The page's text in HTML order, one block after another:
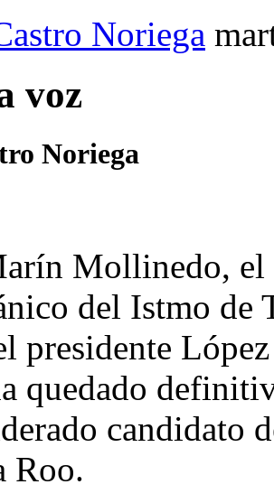
Noriega
voz
Noriega
Mollinedo, el
del Istmo de
presidente
quedado
candidato
Roo.